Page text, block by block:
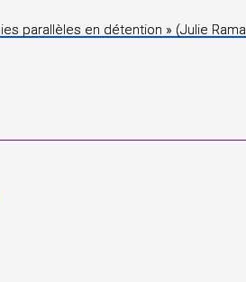
parallèles en détention » (Julie